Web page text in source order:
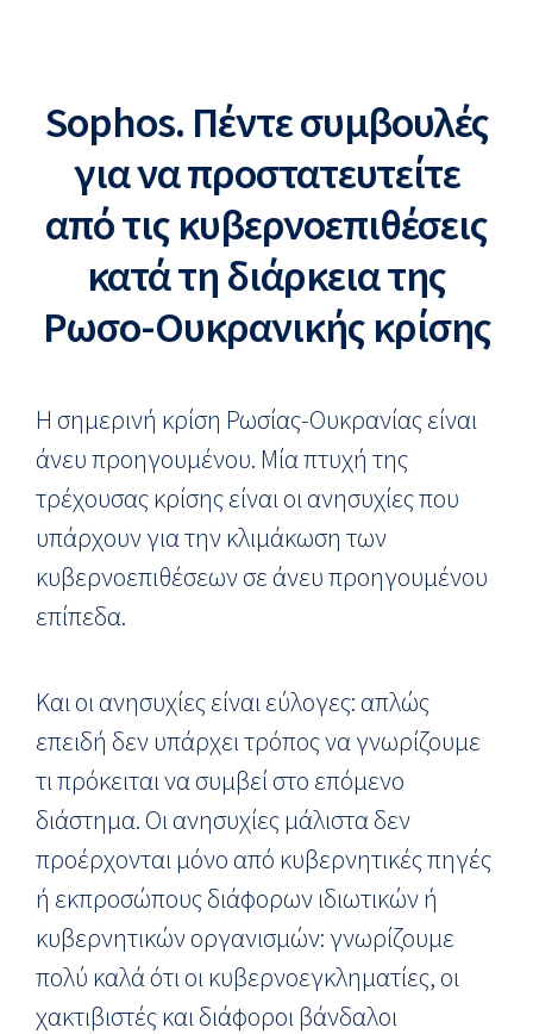
Sophos. Πέντε συμβουλές
για να προστατευτείτε
από τις κυβερνοεπιθέσεις
κατά τη διάρκεια της
Ρωσο-Ουκρανικής κρίσης
Η σημερινή κρίση Ρωσίας-Ουκρανίας είναι
άνευ προηγουμένου. Μία πτυχή της
τρέχουσας κρίσης είναι οι ανησυχίες που
υπάρχουν για την κλιμάκωση των
κυβερνοεπιθέσεων σε άνευ προηγουμένου
επίπεδα.
Και οι ανησυχίες είναι εύλογες: απλώς
επειδή δεν υπάρχει τρόπος να γνωρίζουμε
τι πρόκειται να συμβεί στο επόμενο
διάστημα. Οι ανησυχίες μάλιστα δεν
προέρχονται μόνο από κυβερνητικές πηγές
ή εκπροσώπους διάφορων ιδιωτικών ή
κυβερνητικών οργανισμών: γνωρίζουμε
πολύ καλά ότι οι κυβερνοεγκληματίες, οι
χακτιβιστές και διάφοροι βάνδαλοι